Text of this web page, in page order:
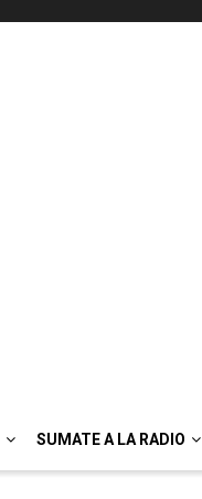
SUMATE A LA RADIO